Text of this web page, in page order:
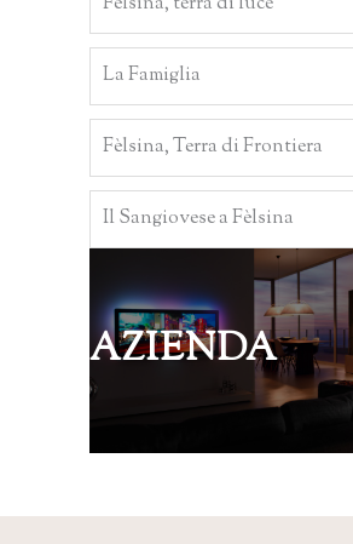
La Famiglia
Fèlsina, Terra di Frontiera
Il Sangiovese a Fèlsina
AZIENDA